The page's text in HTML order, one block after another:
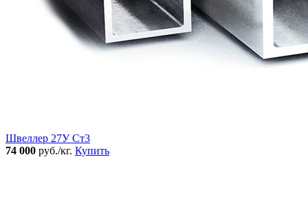
Швеллер 27У Ст3
74 000 руб./кг. Купить